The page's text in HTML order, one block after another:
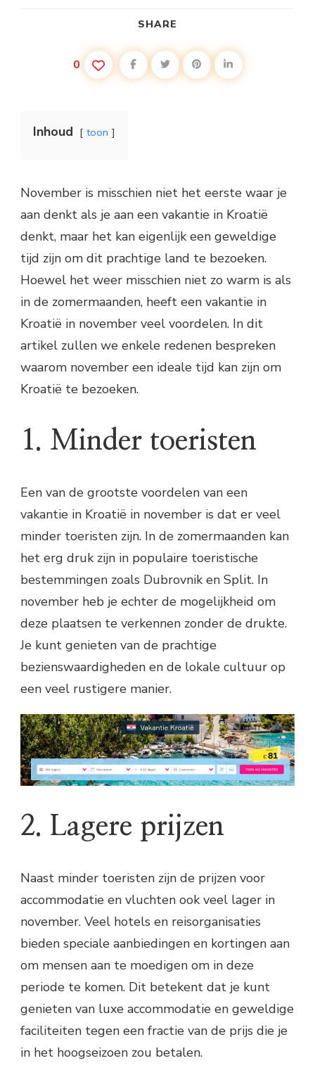
SHARE
0
Inhoud toon
November is misschien niet het eerste waar je
aan denkt als je aan een vakantie in Kroatië
denkt, maar het kan eigenlijk een geweldige
tijd zijn om dit prachtige land te bezoeken.
Hoewel het weer misschien niet zo warm is als
in de zomermaanden, heeft een vakantie in
Kroatië in november veel voordelen. In dit
artikel zullen we enkele redenen bespreken
waarom november een ideale tijd kan zijn om
Kroatië te bezoeken.
1. Minder toeristen
Een van de grootste voordelen van een
vakantie in Kroatië in november is dat er veel
minder toeristen zijn. In de zomermaanden kan
het erg druk zijn in populaire toeristische
bestemmingen zoals Dubrovnik en Split. In
november heb je echter de mogelijkheid om
deze plaatsen te verkennen zonder de drukte.
Je kunt genieten van de prachtige
bezienswaardigheden en de lokale cultuur op
een veel rustigere manier.
2. Lagere prijzen
Naast minder toeristen zijn de prijzen voor
accommodatie en vluchten ook veel lager in
november. Veel hotels en reisorganisaties
bieden speciale aanbiedingen en kortingen aan
om mensen aan te moedigen om in deze
periode te komen. Dit betekent dat je kunt
genieten van luxe accommodatie en geweldige
faciliteiten tegen een fractie van de prijs die je
in het hoogseizoen zou betalen.